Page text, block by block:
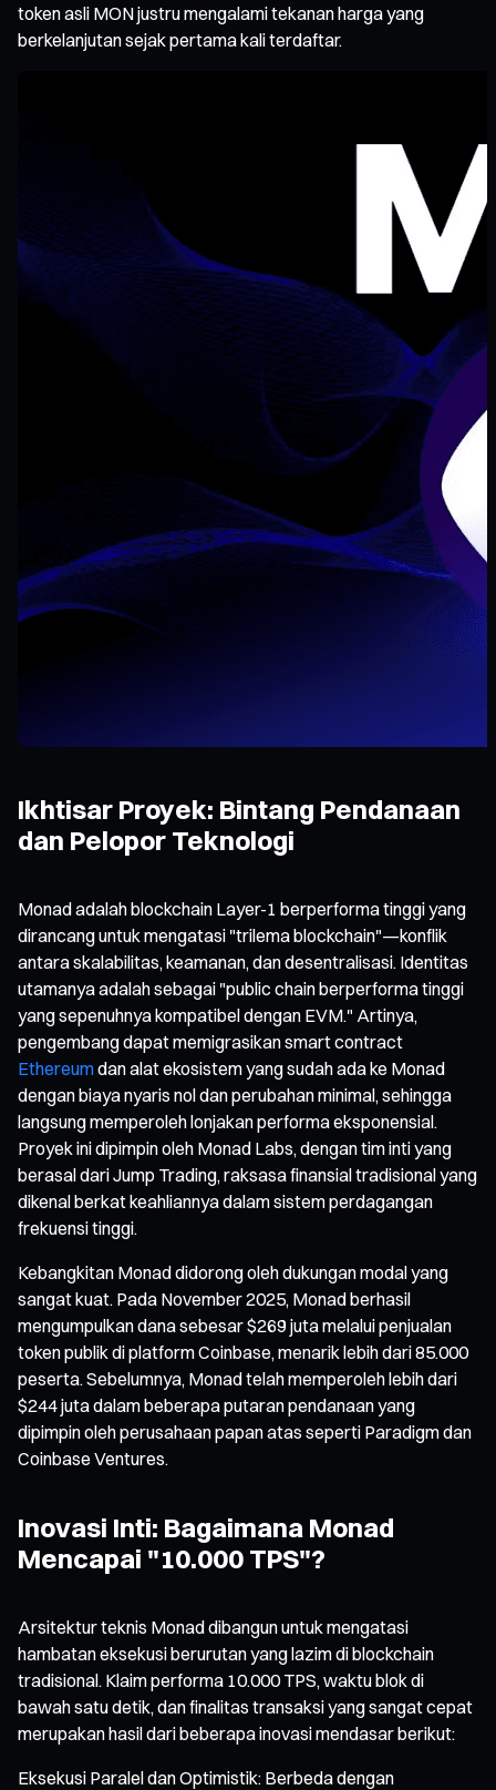
token asli MON justru mengalami tekanan harga yang
berkelanjutan sejak pertama kali terdaftar.
Ikhtisar Proyek: Bintang Pendanaan
dan Pelopor Teknologi
Monad adalah blockchain Layer-1 berperforma tinggi yang
dirancang untuk mengatasi "trilema blockchain"—konflik
antara skalabilitas, keamanan, dan desentralisasi. Identitas
utamanya adalah sebagai "public chain berperforma tinggi
yang sepenuhnya kompatibel dengan EVM." Artinya,
pengembang dapat memigrasikan smart contract
Ethereumdan alat ekosistem yang sudah ada ke Monad
dengan biaya nyaris nol dan perubahan minimal, sehingga
langsung memperoleh lonjakan performa eksponensial.
Proyek ini dipimpin oleh Monad Labs, dengan tim inti yang
berasal dari Jump Trading, raksasa finansial tradisional yang
dikenal berkat keahliannya dalam sistem perdagangan
frekuensi tinggi.
Kebangkitan Monad didorong oleh dukungan modal yang
sangat kuat. Pada November 2025, Monad berhasil
mengumpulkan dana sebesar $269 juta melalui penjualan
token publik di platform Coinbase, menarik lebih dari 85.000
peserta. Sebelumnya, Monad telah memperoleh lebih dari
$244 juta dalam beberapa putaran pendanaan yang
dipimpin oleh perusahaan papan atas seperti Paradigm dan
Coinbase Ventures.
Inovasi Inti: Bagaimana Monad
Mencapai "10.000 TPS"?
Arsitektur teknis Monad dibangun untuk mengatasi
hambatan eksekusi berurutan yang lazim di blockchain
tradisional. Klaim performa 10.000 TPS, waktu blok di
bawah satu detik, dan finalitas transaksi yang sangat cepat
merupakan hasil dari beberapa inovasi mendasar berikut:
Eksekusi Paralel dan Optimistik: Berbeda dengan